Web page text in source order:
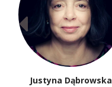
Justyna Dąbrowska